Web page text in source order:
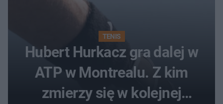
TENIS
Hubert Hurkacz gra dalej w
ATP w Montrealu. Z kim
zmierzy się w kolejnej